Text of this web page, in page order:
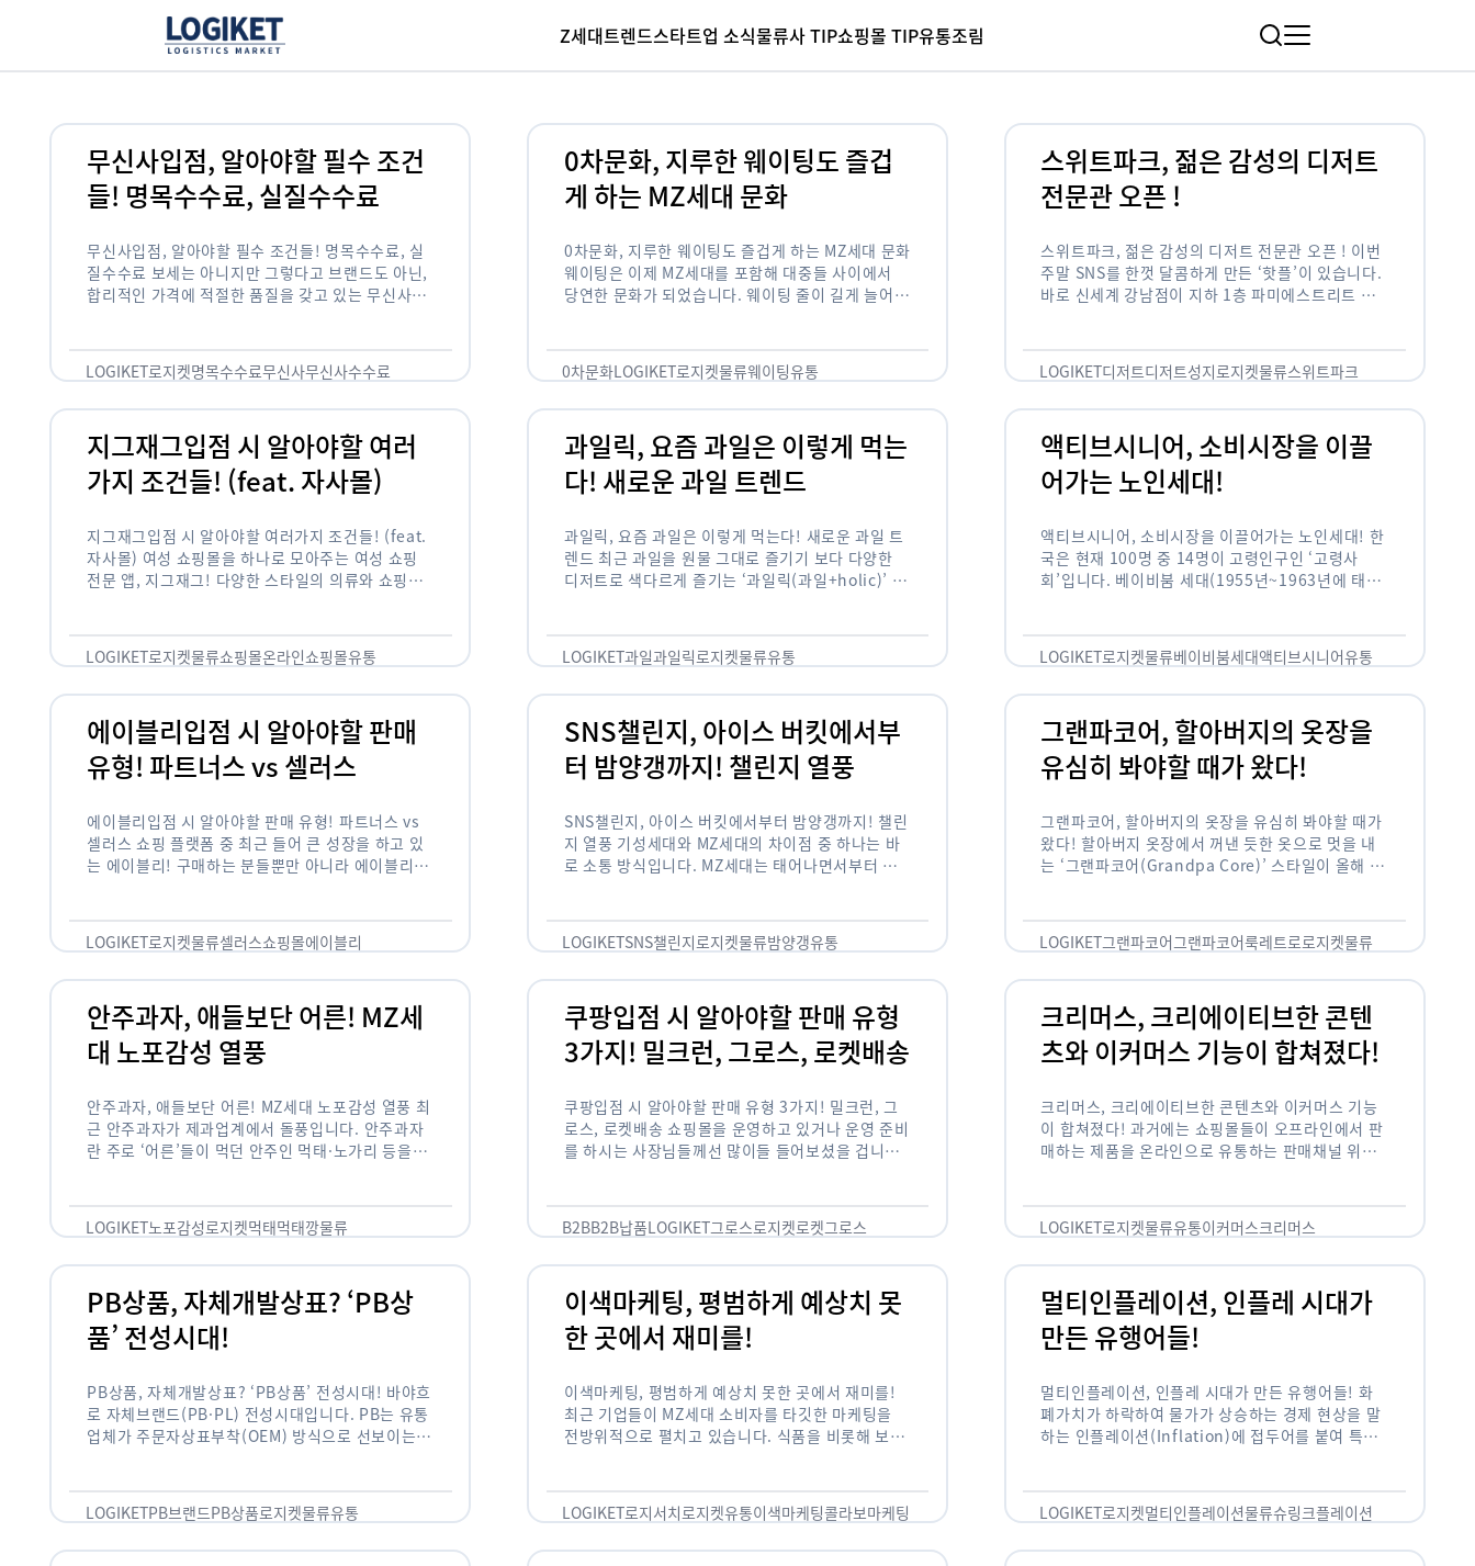
Z세대트렌드스타트업 소식물류사 TIP쇼핑몰 TIP유통조림
무신사입점, 알아야할 필수 조건
들! 명목수수료, 실질수수료
무신사입점, 알아야할 필수 조건들! 명목수수료, 실
질수수료 보세는 아니지만 그렇다고 브랜드도 아닌,
합리적인 가격에 적절한 품질을 갖고 있는 무신사!
LOGIKET로지켓명목수수료무신사무신사수수료
0차문화, 지루한 웨이팅도 즐겁
게 하는 MZ세대 문화
0차문화, 지루한 웨이팅도 즐겁게 하는 MZ세대 문화
웨이팅은 이제 MZ세대를 포함해 대중들 사이에서
당연한 문화가 되었습니다. 웨이팅 줄이 길게 늘어서
0차문화LOGIKET로지켓물류웨이팅유통
스위트파크, 젊은 감성의 디저트
전문관 오픈 !
스위트파크, 젊은 감성의 디저트 전문관 오픈 ! 이번
주말 SNS를 한껏 달콤하게 만든 ‘핫플’이 있습니다.
바로 신세계 강남점이 지하 1층 파미에스트리트 분
LOGIKET디저트디저트성지로지켓물류스위트파크
지그재그입점 시 알아야할 여러
가지 조건들! (feat. 자사몰)
지그재그입점 시 알아야할 여러가지 조건들! (feat.
자사몰) 여성 쇼핑몰을 하나로 모아주는 여성 쇼핑
전문 앱, 지그재그! 다양한 스타일의 의류와 쇼핑몰
LOGIKET로지켓물류쇼핑몰온라인쇼핑몰유통
과일릭, 요즘 과일은 이렇게 먹는
다! 새로운 과일 트렌드
과일릭, 요즘 과일은 이렇게 먹는다! 새로운 과일 트
렌드 최근 과일을 원물 그대로 즐기기 보다 다양한
디저트로 색다르게 즐기는 ‘과일릭(과일+holic)’ 트
…
LOGIKET과일과일릭로지켓물류유통
액티브시니어, 소비시장을 이끌
어가는 노인세대!
액티브시니어, 소비시장을 이끌어가는 노인세대! 한
국은 현재 100명 중 14명이 고령인구인 ‘고령사
회’입니다. 베이비붐 세대(1955년~1963년에 태어
오고 있습니다. 하지만 사회가 늙어가는 …
LOGIKET로지켓물류베이비붐세대액티브시니어유통
에이블리입점 시 알아야할 판매
유형! 파트너스 vs 셀러스
에이블리입점 시 알아야할 판매 유형! 파트너스 vs
셀러스 쇼핑 플랫폼 중 최근 들어 큰 성장을 하고 있
는 에이블리! 구매하는 분들뿐만 아니라 에이블리에
LOGIKET로지켓물류셀러스쇼핑몰에이블리
SNS챌린지, 아이스 버킷에서부
터 밤양갱까지! 챌린지 열풍
SNS챌린지, 아이스 버킷에서부터 밤양갱까지! 챌린
지 열풍 기성세대와 MZ세대의 차이점 중 하나는 바
로 소통 방식입니다. MZ세대는 태어나면서부터 디
도 능숙한 …
LOGIKETSNS챌린지로지켓물류밤양갱유통
그랜파코어, 할아버지의 옷장을
유심히 봐야할 때가 왔다!
그랜파코어, 할아버지의 옷장을 유심히 봐야할 때가
왔다! 할아버지 옷장에서 꺼낸 듯한 옷으로 멋을 내
는 ‘그랜파코어(Grandpa Core)’ 스타일이 올해 패
을 …
LOGIKET그랜파코어그랜파코어룩레트로로지켓물류
안주과자, 애들보단 어른! MZ세
대 노포감성 열풍
안주과자, 애들보단 어른! MZ세대 노포감성 열풍 최
근 안주과자가 제과업계에서 돌풍입니다. 안주과자
란 주로 ‘어른’들이 먹던 안주인 먹태·노가리 등을
LOGIKET노포감성로지켓먹태먹태깡물류
쿠팡입점 시 알아야할 판매 유형
3가지! 밀크런, 그로스, 로켓배송
쿠팡입점 시 알아야할 판매 유형 3가지! 밀크런, 그
로스, 로켓배송 쇼핑몰을 운영하고 있거나 운영 준비
를 하시는 사장님들께선 많이들 들어보셨을 겁니다.
B2BB2B납품LOGIKET그로스로지켓로켓그로스
크리머스, 크리에이티브한 콘텐
츠와 이커머스 기능이 합쳐졌다!
크리머스, 크리에이티브한 콘텐츠와 이커머스 기능
이 합쳐졌다! 과거에는 쇼핑몰들이 오프라인에서 판
매하는 제품을 온라인으로 유통하는 판매채널 위주
는 콘텐츠 기반의 …
LOGIKET로지켓물류유통이커머스크리머스
PB상품, 자체개발상표? ‘PB상
품’ 전성시대!
PB상품, 자체개발상표? ‘PB상품’ 전성시대! 바야흐
로 자체브랜드(PB·PL) 전성시대입니다. PB는 유통
업체가 주문자상표부착(OEM) 방식으로 선보이는
물가 시대와 맞물려 …
LOGIKETPB브랜드PB상품로지켓물류유통
이색마케팅, 평범하게 예상치 못
한 곳에서 재미를!
이색마케팅, 평범하게 예상치 못한 곳에서 재미를!
최근 기업들이 MZ세대 소비자를 타깃한 마케팅을
전방위적으로 펼치고 있습니다. 식품을 비롯해 보수
…
LOGIKET로지서치로지켓유통이색마케팅콜라보마케팅
멀티인플레이션, 인플레 시대가
만든 유행어들!
멀티인플레이션, 인플레 시대가 만든 유행어들! 화
폐가치가 하락하여 물가가 상승하는 경제 현상을 말
하는 인플레이션(Inflation)에 접두어를 붙여 특정
링크플레이션, 그리드플레이션 등등. …
LOGIKET로지켓멀티인플레이션물류슈링크플레이션